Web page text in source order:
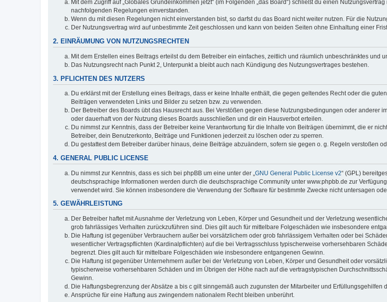
Mit dem Zugriff auf „Globales Grundeinkommen jetzt“ (im Folgenden „das Board“) schließt du einen
nachfolgenden Regelungen einverstanden.
Wenn du mit diesen Regelungen nicht einverstanden bist, so darfst du das Board nicht weiter nutzen. Für die
Der Nutzungsvertrag wird auf unbestimmte Zeit geschlossen und kann von beiden Seiten ohne Einhaltung einer
2. EINRÄUMUNG VON NUTZUNGSRECHTEN
Mit dem Erstellen eines Beitrags erteilst du dem Betreiber ein einfaches, zeitlich und räumlich unbeschränktes und
Das Nutzungsrecht nach Punkt 2, Unterpunkt a bleibt auch nach Kündigung des Nutzungsvertrages bestehen.
3. PFLICHTEN DES NUTZERS
Du erklärst mit der Erstellung eines Beitrags, dass er keine Inhalte enthält, die gegen geltendes Recht oder die
Beiträgen verwendeten Links und Bilder zu setzen bzw. zu verwenden.
Der Betreiber des Boards übt das Hausrecht aus. Bei Verstößen gegen diese Nutzungsbedingungen oder anderer
oder dauerhaft von der Nutzung dieses Boards ausschließen und dir ein Hausverbot erteilen.
Du nimmst zur Kenntnis, dass der Betreiber keine Verantwortung für die Inhalte von Beiträgen übernimmt, die er
Betreiber, dein Benutzerkonto, Beiträge und Funktionen jederzeit zu löschen oder zu sperren.
Du gestattest dem Betreiber darüber hinaus, deine Beiträge abzuändern, sofern sie gegen o. g. Regeln verstoßen
4. GENERAL PUBLIC LICENSE
Du nimmst zur Kenntnis, dass es sich bei phpBB um eine unter der „ GNU General Public License v2“ (GPL)
deutschsprachige Informationen werden durch die deutschsprachige Community unter www.phpbb.de zur
verwendet wird. Sie können insbesondere die Verwendung der Software für bestimmte Zwecke nicht untersagen
5. GEWÄHRLEISTUNG
Der Betreiber haftet mit Ausnahme der Verletzung von Leben, Körper und Gesundheit und der Verletzung
grob fahrlässiges Verhalten zurückzuführen sind. Dies gilt auch für mittelbare Folgeschäden wie insbesondere
Die Haftung ist gegenüber Verbrauchern außer bei vorsätzlichem oder grob fahrlässigem Verhalten oder bei
wesentlicher Vertragspflichten (Kardinalpflichten) auf die bei Vertragsschluss typischerweise vorhersehbaren
begrenzt. Dies gilt auch für mittelbare Folgeschäden wie insbesondere entgangenen Gewinn.
Die Haftung ist gegenüber Unternehmern außer bei der Verletzung von Leben, Körper und Gesundheit oder
typischerweise vorhersehbaren Schäden und im Übrigen der Höhe nach auf die vertragstypischen
Gewinn.
Die Haftungsbegrenzung der Absätze a bis c gilt sinngemäß auch zugunsten der Mitarbeiter und Erfüllungsgehilfen
Ansprüche für eine Haftung aus zwingendem nationalem Recht bleiben unberührt.